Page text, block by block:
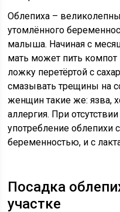
Облепиха –
утомлённого
малыша. Начиная с
мать может пить компот
ложку перетёртой с
смазывать трещины на
женщин такие же: язва,
аллергия. При
употребление облепихи
беременностью, и с
Посадка
участке